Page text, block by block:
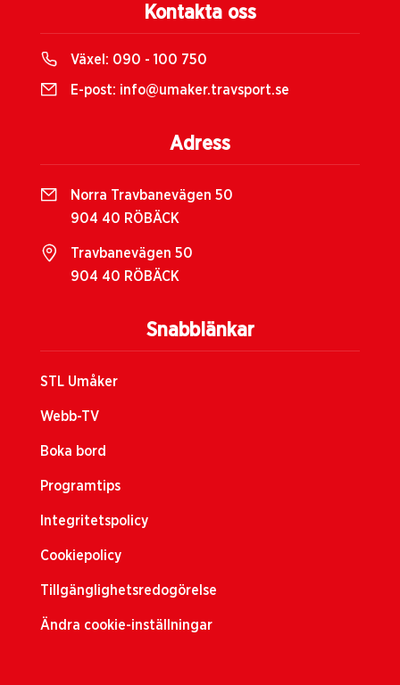
Snabblänkar
STL Umåker
Webb-TV
Boka bord
Programtips
Integritetspolicy
Cookiepolicy
Tillgänglighetsredogörelse
Ändra cookie-inställningar
Kontakta oss
Växel: 090 - 100 750
E-post: info@umaker.travsport.se
Adress
Norra Travbanevägen 50
904 40 RÖBÄCK
Travbanevägen 50
904 40 RÖBÄCK